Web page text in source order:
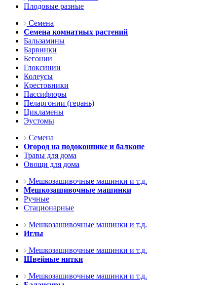
Плодовые разные
Семена
Семена комнатных растений
Бальзамины
Барвинки
Бегонии
Глоксинии
Колеусы
Крестовники
Пассифлоры
Пеларгонии (герань)
Цикламены
Эустомы
Семена
Огород на подоконнике и балконе
Травы для дома
Овощи для дома
Мешкозашивочные машинки и т.д.
Мешкозашивочные машинки
Ручные
Стационарные
Мешкозашивочные машинки и т.д.
Иглы
Мешкозашивочные машинки и т.д.
Швейные нитки
Мешкозашивочные машинки и т.д.